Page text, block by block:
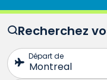
Recherchez